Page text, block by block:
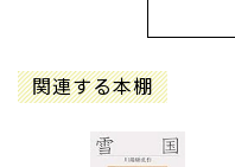
関連する本棚